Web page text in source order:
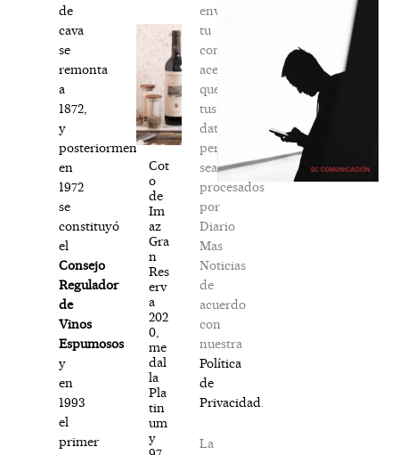
de
cava
se
remonta
a
1872,
y
posteriormente,
en
1972
se
constituyó
el
Consejo
Regulador
de
Vinos
Espumosos
y
en
1993
el
primer
Cot
o
de
Im
az
Gra
n
Res
erv
a
202
0,
me
dal
la
Pla
tin
um
y
enviar
tu
comentario,
aceptas
que
tus
datos
personales
sean
procesados
por
Diario
Mas
Noticias
de
acuerdo
con
nuestra
Política
de
Privacidad
La